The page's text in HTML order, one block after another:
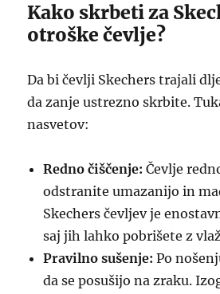
Kako skrbeti za
otroške čevlje?
Da bi čevlji Skechers trajali
da zanje ustrezno skrbite.
nasvetov:
Redno čiščenje: Čevlje
odstranite umazanijo in
Skechers čevljev je
saj jih lahko pobrišete z
Pravilno sušenje: Po
da se posušijo na zraku.